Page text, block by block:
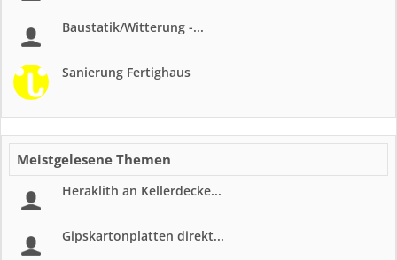
Baustatik/Witterung -...
Sanierung Fertighaus
Meistgelesene Themen
Heraklith an Kellerdecke...
Gipskartonplatten direkt...